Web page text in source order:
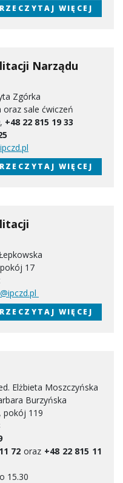
WIĘCEJ
Narządu
Zgórka
oraz sale ćwiczeń
, +48 22 815 19 33
WIĘCEJ
17
WIĘCEJ
Elżbieta Moszczyńska
Burzyńska
pokój 119
72 oraz +48 22 815 11
15.30